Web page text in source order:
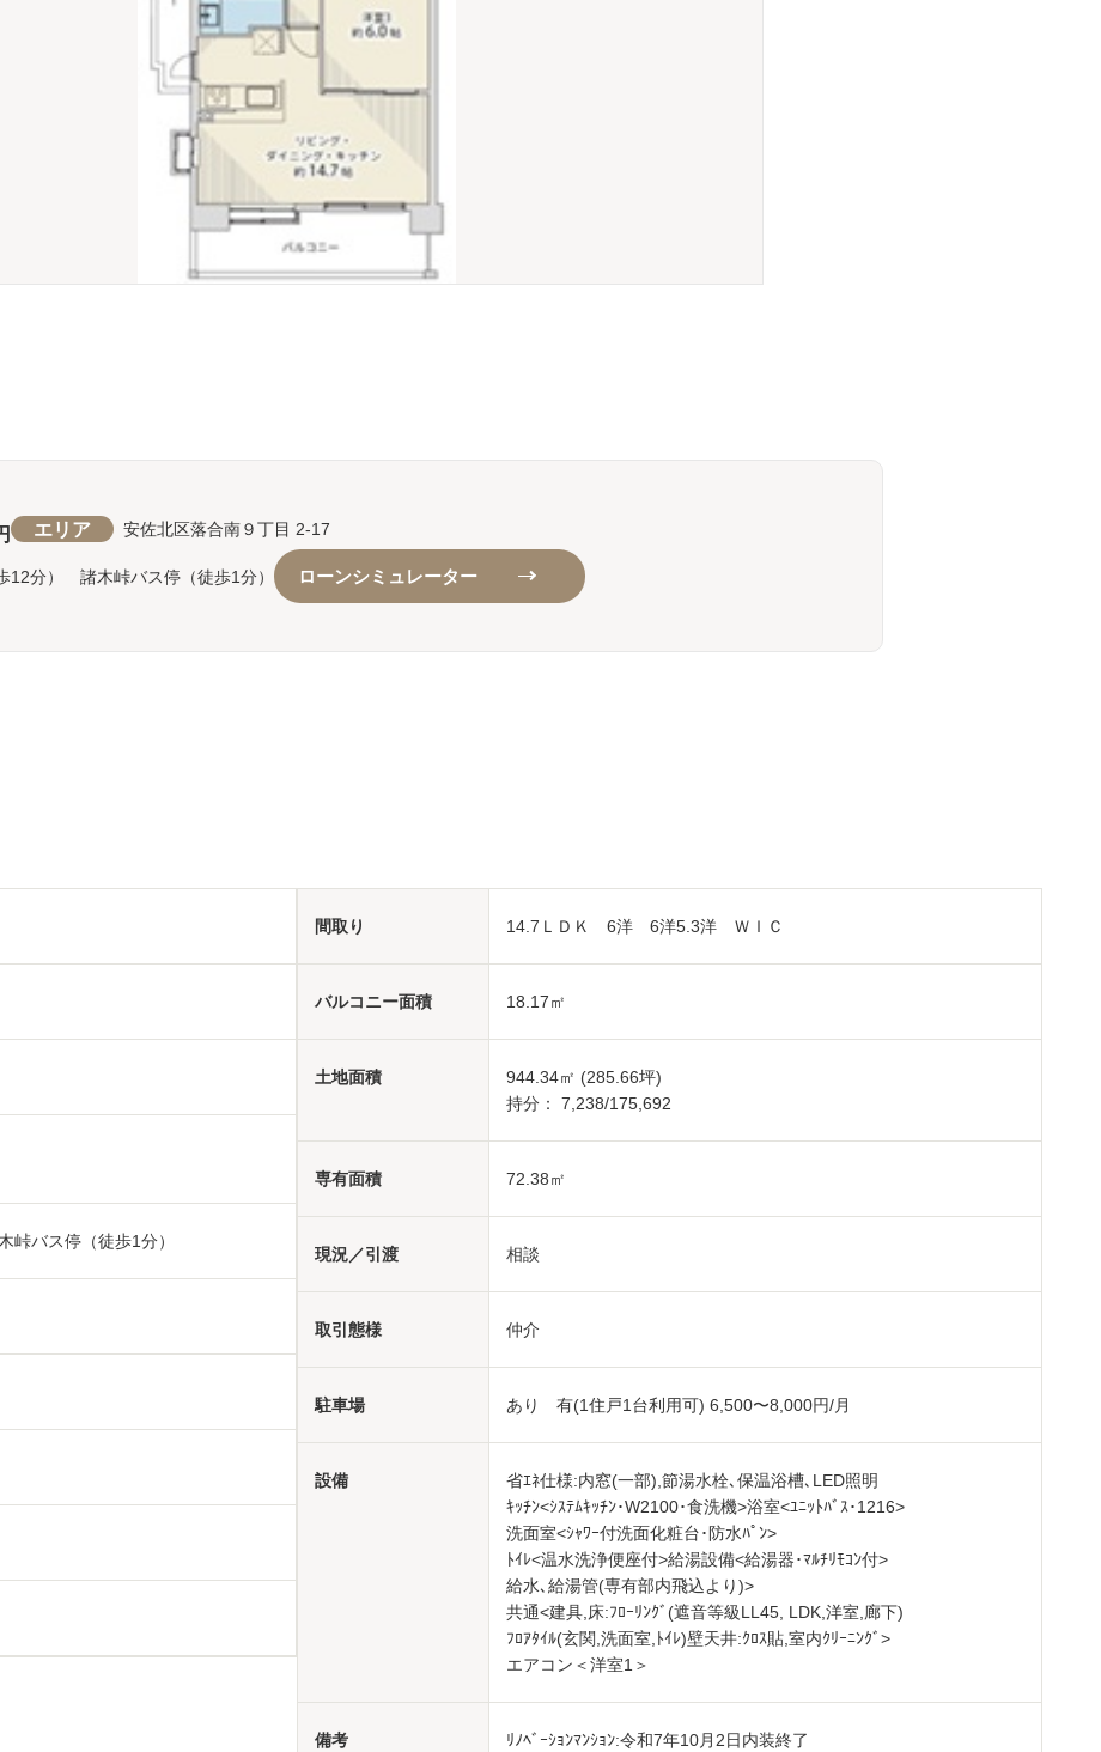
エリア 安佐北区落合南９丁目 2-17
12分） 諸木峠バス停（徒歩1分） ローンシミュレーター
峠バス停（徒歩1分）
間取り 14.7ＬＤＫ 6洋 6洋5.3洋 ＷＩＣ
バルコニー面積 18.17㎡
土地面積 944.34㎡ (285.66坪)
持分： 7,238/175,692
専有面積 72.38㎡
現況／引渡 相談
取引態様 仲介
駐車場 あり 有(1住戸1台利用可) 6,500〜8,000円/月
設備
省ｴﾈ仕様:内窓(一部),節湯水栓､保温浴槽､LED照明
ｷｯﾁﾝ<ｼｽﾃﾑｷｯﾁﾝ･W2100･食洗機>浴室<ﾕﾆｯﾄﾊﾞｽ･1216>
洗面室<ｼｬﾜｰ付洗面化粧台･防水ﾊﾟﾝ>
ﾄｲﾚ<温水洗浄便座付>給湯設備<給湯器･ﾏﾙﾁﾘﾓｺﾝ付>
給水､給湯管(専有部内飛込より)>
共通<建具,床:ﾌﾛｰﾘﾝｸﾞ(遮音等級LL45, LDK,洋室,廊下)
ﾌﾛｱﾀｲﾙ(玄関,洗面室,ﾄｲﾚ)壁天井:ｸﾛｽ貼,室内ｸﾘｰﾆﾝｸﾞ>
エアコン＜洋室1＞
備考
ﾘﾉﾍﾞｰｼｮﾝﾏﾝｼｮﾝ:令和7年10月2日内装終了